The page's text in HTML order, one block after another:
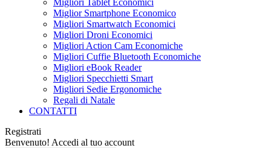
Migliori Tablet Economici
Miglior Smartphone Economico
Migliori Smartwatch Economici
Migliori Droni Economici
Migliori Action Cam Economiche
Migliori Cuffie Bluetooth Economiche
Migliori eBook Reader
Migliori Specchietti Smart
Migliori Sedie Ergonomiche
Regali di Natale
CONTATTI
Registrati
Benvenuto! Accedi al tuo account